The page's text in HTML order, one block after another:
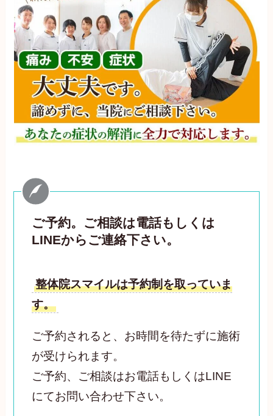
ご予約。ご相談は電話もしくは
LINEからご連絡下さい。
整体院スマイルは予約制を取っていま
す。
ご予約されると、お時間を待たずに施術
が受けられます。
ご予約、ご相談はお電話もしくはLINE
にてお問い合わせ下さい。